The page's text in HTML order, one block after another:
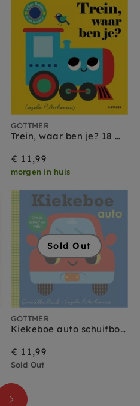
GOTTMER
Trein, waar ben je? 18 mnd+
€ 11,99
morgen in huis
Sold Out
GOTTMER
Kiekeboe auto schuifboekje 18 mnd+
€ 11,99
Sold Out